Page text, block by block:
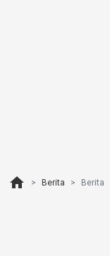
home Berita Berita